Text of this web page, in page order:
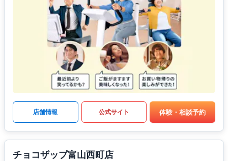
店舗情報 公式サイト 体験・相談予約
チョコザップ富山西町店